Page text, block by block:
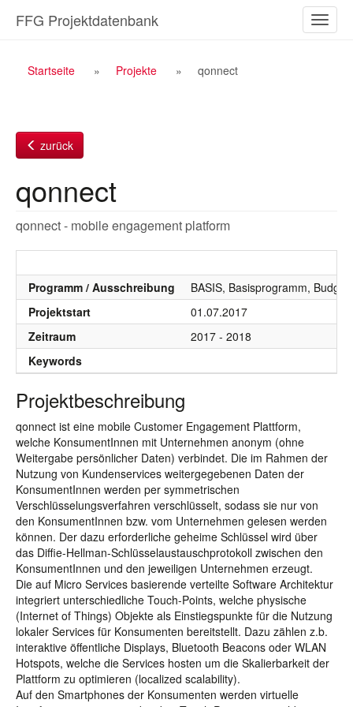
Inhalt
ein-/
FFG Projektdatenbank
Breadcrumb
Startseite Projekte qonnect
zurück
qonnect
qonnect - mobile engagement platform
Programm / Ausschreibung
BASIS, Basisprogramm,
Projektstart
01.07.2017
Zeitraum
2017 - 2018
Keywords
Projektbeschreibung
qonnect ist eine mobile Customer Engagement Plattform,
welche KonsumentInnen mit Unternehmen anonym (ohne
Weitergabe persönlicher Daten) verbindet. Die im Rahmen der
Nutzung von Kundenservices weitergegebenen Daten der
KonsumentInnen werden per symmetrischen
Verschlüsselungsverfahren verschlüsselt, sodass sie nur von
den KonsumentInnen bzw. vom Unternehmen gelesen werden
können. Der dazu erforderliche geheime Schlüssel wird über
das Diffie-Hellman-Schlüsselaustauschprotokoll zwischen den
KonsumentInnen und den jeweiligen Unternehmen erzeugt.
Die auf Micro Services basierende verteilte Software Architektur
integriert unterschiedliche Touch-Points, welche physische
(Internet of Things) Objekte als Einstiegspunkte für die Nutzung
lokaler Services für Konsumenten bereitstellt. Dazu zählen z.b.
interaktive öffentliche Displays, Bluetooth Beacons oder WLAN
Hotspots, welche die Services hosten um die Skalierbarkeit der
Plattform zu optimieren (localized scalability).
Auf den Smartphones der Konsumenten werden virtuelle